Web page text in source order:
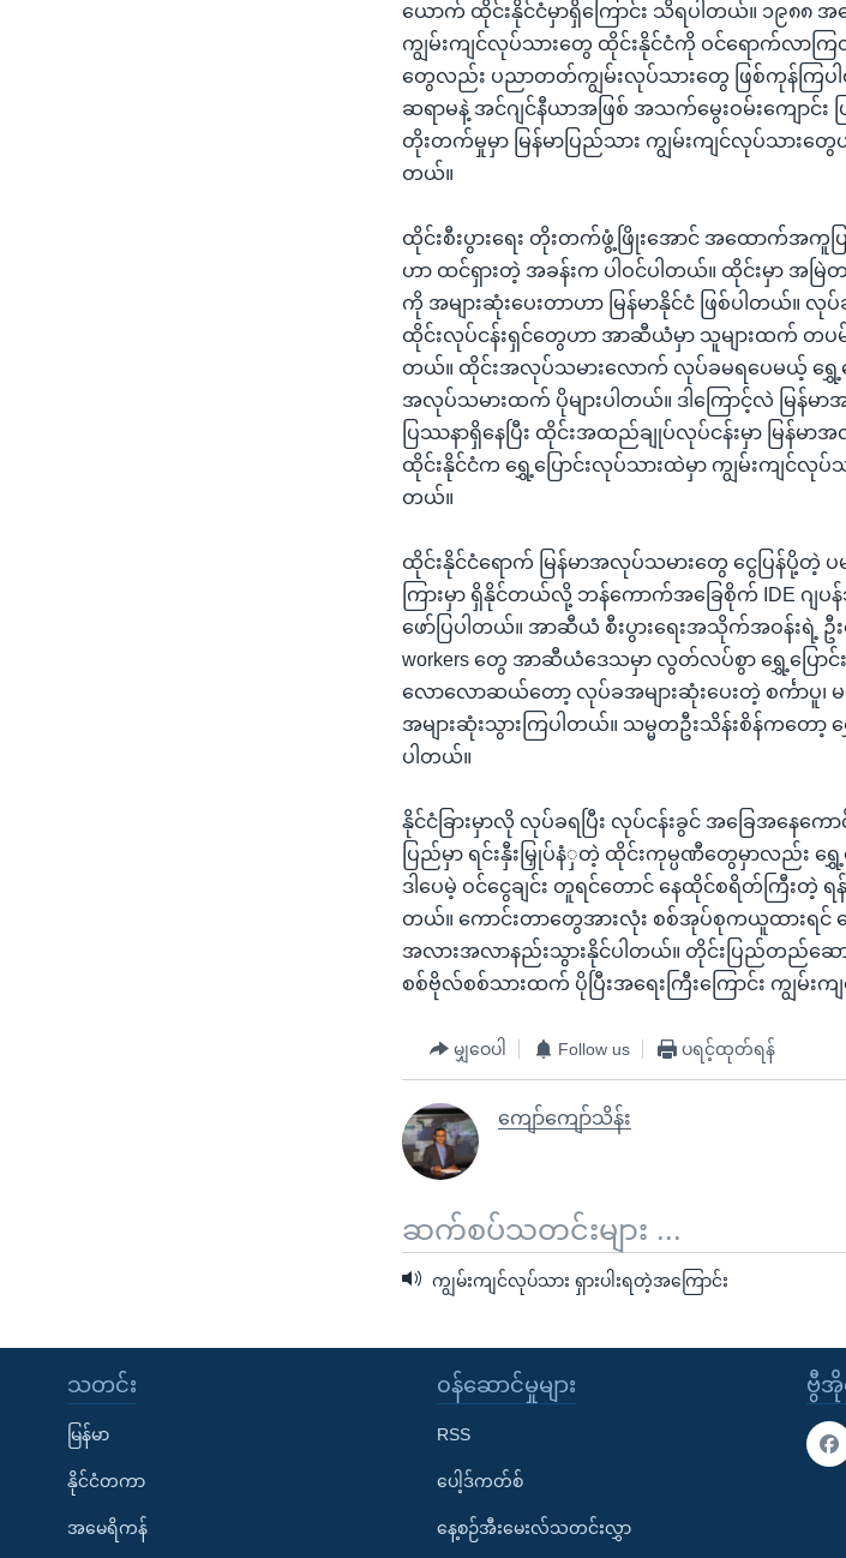
ယောက် ထိုင်းနိုင်ငံမှာရှိကြောင်း သိရပါတယ်။ ၁၉၈၈ အ
ကျွမ်းကျင်လုပ်သားတွေ ထိုင်းနိုင်ငံကို ဝင်ရောက်လာကြ
တွေလည်း ပညာတတ်ကျွမ်းလုပ်သားတွေ ဖြစ်ကုန်ကြပ
ဆရာမနဲ့ အင်ဂျင်နီယာအဖြစ် အသက်မွေးဝမ်းကျောင်း ပ
တိုးတက်မှုမှာ မြန်မာပြည်သား ကျွမ်းကျင်လုပ်သားတွ
တယ်။
ထိုင်းစီးပွားရေး တိုးတက်ဖွံ့ဖြိုးအောင် အထောက်အကူပ
ဟာ ထင်ရှားတဲ့ အခန်းက ပါဝင်ပါတယ်။ ထိုင်းမှာ အ
ကို အများဆုံးပေးတာဟာ မြန်မာနိုင်ငံ ဖြစ်ပါတယ်။
ထိုင်းလုပ်ငန်းရှင်တွေဟာ အာဆီယံမှာ သူများထက် တပ
တယ်။ ထိုင်းအလုပ်သမားလောက် လုပ်ခမရပေမယ့် ရွှေ့ပြ
အလုပ်သမားထက် ပိုများပါတယ်။ ဒါကြောင့်လဲ မြန်မ
ပြဿနာရှိနေပြီး ထိုင်းအထည်ချုပ်လုပ်ငန်းမှာ မြန်မာ
ထိုင်းနိုင်ငံက ရွှေ့ပြောင်းလုပ်သားထဲမှာ ကျွမ်းကျင်လု
တယ်။
ထိုင်းနိုင်ငံရောက် မြန်မာအလုပ်သမားတွေ ငွေပြန်ပို့တဲ့ ပ
ကြားမှာ ရှိနိုင်တယ်လို့ ဘန်ကောက်အခြေစိုက် IDE ဂျပ
ဖော်ပြပါတယ်။ အာဆီယံ စီးပွားရေးအသိုက်အဝန်းရဲ့ ဦ
workers တွေ အာဆီယံဒေသမှာ လွတ်လပ်စွာ ရွှေ့ပြော
လောလောဆယ်တော့ လုပ်ခအများဆုံးပေးတဲ့ စင်္ကာပူ၊
အများဆုံးသွားကြပါတယ်။ သမ္မတဦးသိန်းစိန်ကတော့
ပါတယ်။
နိုင်ငံခြားမှာလို လုပ်ခရပြီး လုပ်ငန်းခွင် အခြေအနေကေ
ပြည်မှာ ရင်းနှီးမြှုပ်နံှတဲ့ ထိုင်းကုမ္ပဏီတွေမှာလည်း ရွှ
ဒါပေမဲ့ ဝင်ငွေချင်း တူရင်တောင် နေထိုင်စရိတ်ကြီးတဲ့ ရ
တယ်။ ကောင်းတာတွေအားလုံး စစ်အုပ်စုကယူထားရင် ရွှ
အလားအလာနည်းသွားနိုင်ပါတယ်။ တိုင်းပြည်တည်ဆေ
စစ်ဗိုလ်စစ်သားထက် ပိုပြီးအရေးကြီးကြောင်း ကျွမ်း
မျှဝေပါ Follow us ပရင့်ထုတ်ရန်
ကျော်ကျော်သိန်း
ဆက်စပ်သတင်းများ ...
ကျွမ်းကျင်လုပ်သား ရှားပါးရတဲ့အကြောင်း
ဗွီအို
သတင်း
မြန်မာ
နိုင်ငံတကာ
အမေရိကန်
၀န်ဆောင်မှုများ
RSS
ပေါ့ဒ်ကတ်စ်
နေ့စဉ်အီးမေးလ်သတင်းလွှာ